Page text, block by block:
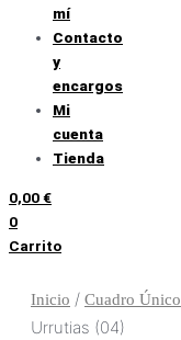
mí
Contacto
y
encargos
Mi
cuenta
Tienda
0,00€
0
Carrito
Inicio / Cuadro Único
Urrutias (04)